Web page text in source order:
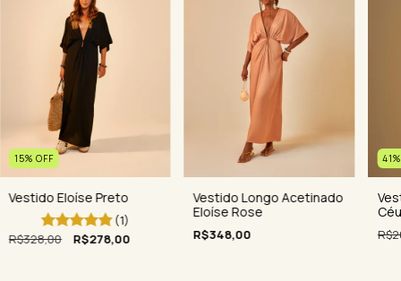
15% OFF
Vestido Eloíse Preto
(1)
R$328,00
R$278,00
Vestido Longo Acetinado
Eloíse Rose
R$348,00
41
Céu